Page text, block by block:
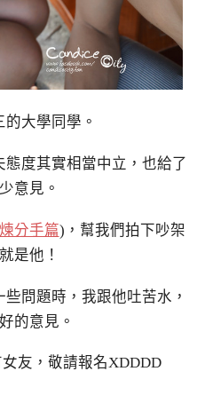
大學同學。
度其實相當中立，也給了
意見。
分手篇)，幫我們拍下吵架
是他！
問題時，我跟他吐苦水，
的意見。
友，敬請報名XDDDD